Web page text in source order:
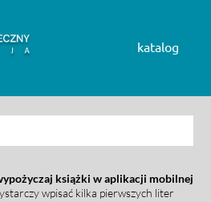
katalog
książki w aplikacji mobilnej
wpisać kilka pierwszych liter